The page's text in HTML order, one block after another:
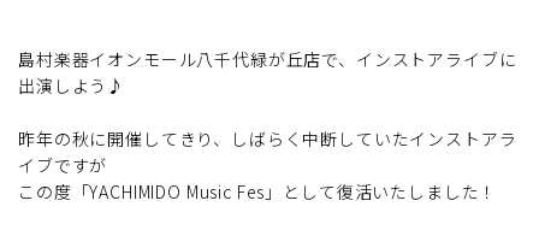
島村楽器イオンモール八千代緑が丘店で、インストアライブに
出演しよう♪
昨年の秋に開催してきり、しばらく中断していたインストアラ
イブですが
この度「YACHIMIDO Music Fes」として復活いたしました！